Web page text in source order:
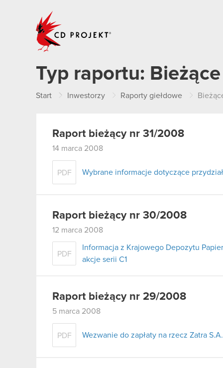
Typ raportu: Bieżące
Start Inwestorzy Raporty giełdowe
Raport bieżący nr 31/2008
14 marca 2008
PDF Wybrane informacje dotyczące
Raport bieżący nr 30/2008
12 marca 2008
PDF
Informacja z Krajowego Depozytu
akcje serii C1
Raport bieżący nr 29/2008
5 marca 2008
PDF Wezwanie do zapłaty na rzecz Zatra S.A.